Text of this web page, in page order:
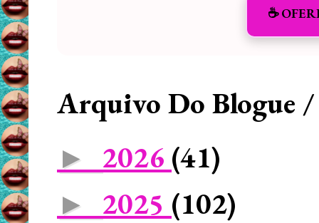
☕️
Arquivo Do Blogue
► 2026 (41)
► 2025 (102)